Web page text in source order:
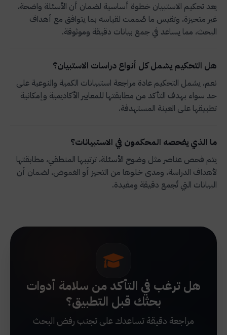
يعد تحكيم الاستبيان خطوة أساسية لضمان أن الأسئلة واضحة،
غير متحيزة، وتقيس ما صُممت لقياسه بما يتوافق مع أهداف
البحث، مما يساعد في جمع بيانات دقيقة وموثوقة.
هل التحكيم يشمل كل أنواع دراسات الاستبيان؟
نعم، يشمل التحكيم عادة مراجعة استبيانات الكمية والنوعية على
حد سواء بهدف التأكد من مطابقتها للمعايير الأكاديمية وإمكانية
تطبيقها على العينة المستهدفة.
ما الذي يفحصه المحكمون في الاستبيانات؟
يتم فحص عناصر مثل وضوح الأسئلة، ترتيبها المنطقي، مطابقتها
لأهداف الدراسة، ومدى خلوها من التحيز أو الغموض، لضمان أن
البيانات التي تُجمع دقيقة ومفيدة.
هل ترغب في التأكد من سلامة أدوات
بحثك قبل التطبيق؟
مراجعة دقيقة تساعدك على تجنب رفض البحث